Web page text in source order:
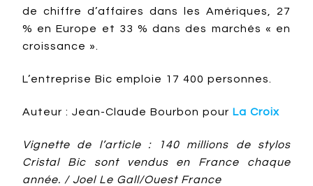
de chiffre d’affaires dans les Amériques, 27
% en Europe et 33 % dans des marchés « en
croissance ».
L’entreprise Bic emploie 17 400 personnes.
Auteur : Jean-Claude Bourbon pour La Croix
Vignette de l’article : 140 millions de stylos
Cristal Bic sont vendus en France chaque
année. / Joel Le Gall/Ouest France